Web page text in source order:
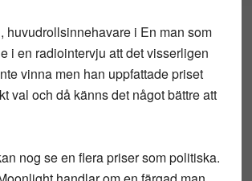
huvudrollsinnehavare i En man som
i en radiointervju att det visserligen
vinna men han uppfattade priset
val och då känns det något bättre att
nog se en flera priser som politiska.